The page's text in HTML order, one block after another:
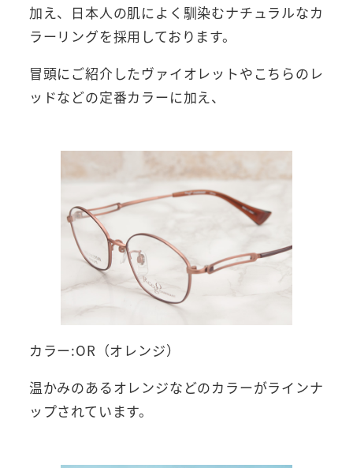
加え、日本人の肌によく馴染むナチュラルなカ
ラーリングを採用しております。
冒頭にご紹介したヴァイオレットやこちらのレ
ッドなどの定番カラーに加え、
カラー:OR（オレンジ）
温かみのあるオレンジなどのカラーがラインナ
ップされています。